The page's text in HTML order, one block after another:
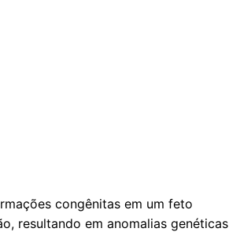
congênitas em um feto
resultando em anomalias genéticas